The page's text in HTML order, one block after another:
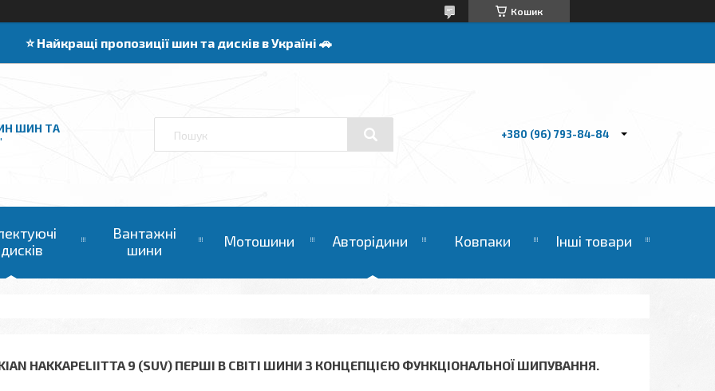
Кошик
⭐️ Найкращі пропозиції шин та дисків в Україні 🚗
ШИН ТА
+380 (96) 793-84-84
Вантажні
шини
Мотошини Авторідини Ковпаки Інші товари
HAKKAPELIITTA 9 (SUV) ПЕРШІ В СВІТІ ШИНИ З КОНЦЕПЦІЄЮ ФУНКЦІОНАЛЬНОЇ ШИПУВАННЯ.